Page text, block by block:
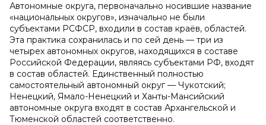
Автономные округа, первоначально носившие название
«национальных округов», изначально не были
субъектами РСФСР, входили в состав краёв, областей.
Эта практика сохранилась и по сей день — три из
четырех автономных округов, находящихся в составе
Российской Федерации, являясь субъектами РФ, входят
в состав областей. Единственный полностью
самостоятельный автономный округ — Чукотский;
Ненецкий, Ямало-Ненецкий и Ханты-Мансийский
автономные округа входят в состав Архангельской и
Тюменской областей соответственно.